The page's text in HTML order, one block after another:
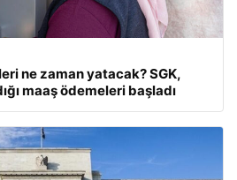
ne zaman yatacak? SGK,
maaş ödemeleri başladı